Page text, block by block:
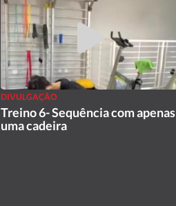
DIVULGAÇÃO
Treino 6- Sequência com apenas
uma cadeira